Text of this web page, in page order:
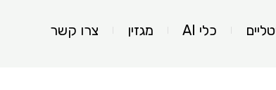
כלי AI מגזין צרו קשר